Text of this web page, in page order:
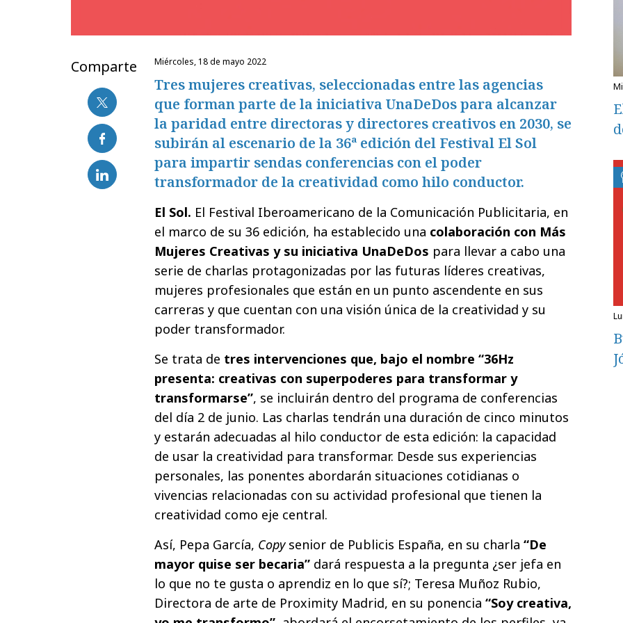
Comparte miércoles, 18 de mayo 2022
Tres mujeres creativas, seleccionadas entre las agencias
que forman parte de la iniciativa UnaDeDos para alcanzar
la paridad entre directoras y directores creativos en 2030, se
subirán al escenario de la 36ª edición del Festival El Sol
para impartir sendas conferencias con el poder
transformador de la creatividad como hilo conductor.
El Sol. El Festival Iberoamericano de la Comunicación Publicitaria, en
el marco de su 36 edición, ha establecido una colaboración con Más
Mujeres Creativas y su iniciativa UnaDeDos para llevar a cabo una
serie de charlas protagonizadas por las futuras líderes creativas,
mujeres profesionales que están en un punto ascendente en sus
carreras y que cuentan con una visión única de la creatividad y su
poder transformador.
Se trata de tres intervenciones que, bajo el nombre “36Hz
presenta: creativas con superpoderes para transformar y
transformarse”, se incluirán dentro del programa de conferencias
del día 2 de junio. Las charlas tendrán una duración de cinco minutos
y estarán adecuadas al hilo conductor de esta edición: la capacidad
de usar la creatividad para transformar. Desde sus experiencias
personales, las ponentes abordarán situaciones cotidianas o
vivencias relacionadas con su actividad profesional que tienen la
creatividad como eje central.
Así, Pepa García, Copysenior de Publicis España, en su charla “De
mayor quise ser becaria” dará respuesta a la pregunta ¿ser jefa en
lo que no te gusta o aprendiz en lo que sí?; Teresa Muñoz Rubio,
Directora de arte de Proximity Madrid, en su ponencia “Soy creativa,